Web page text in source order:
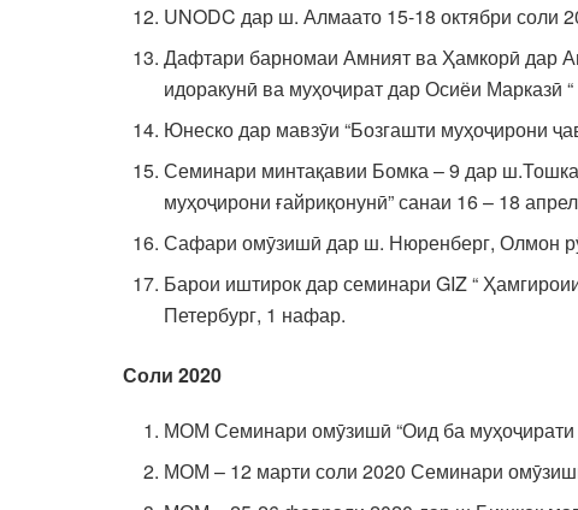
UNODC дар ш. Алмаато 15-18 октябри соли
Дафтари барномаи Амният ва Ҳамкорӣ дар
идоракунӣ ва муҳоҷират дар Осиёи Марказӣ
Юнеско дар мавзӯи “Бозгашти муҳоҷирони
Семинари минтақавии Бомка – 9 дар
муҳоҷирони ғайриқонунӣ” санаи 16 – 18
Сафари омӯзишӣ дар ш. Нюренберг, Олмон
Барои иштирок дар семинари GIZ “
Петербург, 1 нафар.
Соли 2020
МОМ Семинари омӯзишӣ “Оид ба муҳоҷирати
МОМ – 12 марти соли 2020 Семинари